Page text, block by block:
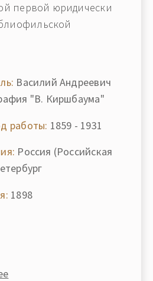
первой юридически
Василий Андреевич
"В. Киршбаума"
работы: 1859 - 1931
Россия (Российская
1898